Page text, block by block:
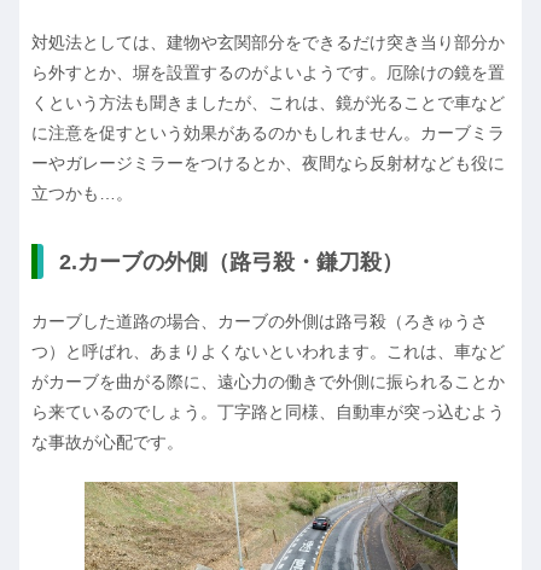
対処法としては、建物や玄関部分をできるだけ突き当り部分か
ら外すとか、塀を設置するのがよいようです。厄除けの鏡を置
くという方法も聞きましたが、これは、鏡が光ることで車など
に注意を促すという効果があるのかもしれません。カーブミラ
ーやガレージミラーをつけるとか、夜間なら反射材なども役に
立つかも…。
2.カーブの外側（路弓殺・鎌刀殺）
カーブした道路の場合、カーブの外側は路弓殺（ろきゅうさ
つ）と呼ばれ、あまりよくないといわれます。これは、車など
がカーブを曲がる際に、遠心力の働きで外側に振られることか
ら来ているのでしょう。丁字路と同様、自動車が突っ込むよう
な事故が心配です。